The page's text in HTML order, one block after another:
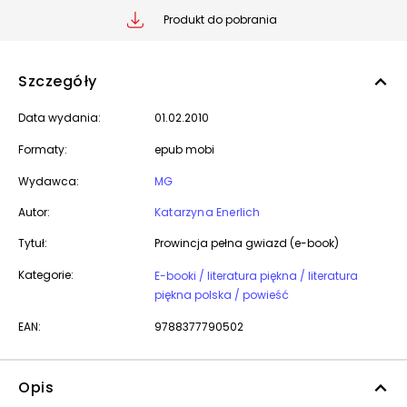
Produkt do pobrania
Szczegóły
Data wydania: 01.02.2010
Formaty: epub mobi
Wydawca:
MG
Autor:
Katarzyna Enerlich
Tytuł:
Prowincja pełna gwiazd (e-book)
Kategorie:
E-booki / literatura piękna / literatura
piękna polska / powieść
EAN: 9788377790502
Opis